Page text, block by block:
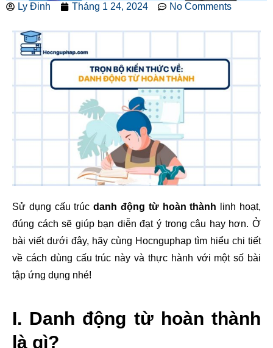
Ly Đinh Tháng 1 24, 2024 No Comments
Sử dụng cấu trúcdanh động từ hoàn thành linh hoạt,
đúng cách sẽ giúp bạn diễn đạt ý trong câu hay hơn. Ở
bài viết dưới đây, hãy cùng Hocnguphap tìm hiểu chi tiết
về cách dùng cấu trúc này và thực hành với một số bài
tập ứng dụng nhé!
I. Danh động từ hoàn thành
là gì?